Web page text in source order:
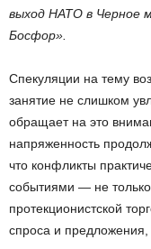
выход НАТО в Черное
Босфор».
Спекуляции на тему
занятие не слишком
обращает на это
напряженность
что конфликты
событиями — не
протекционистской
спроса и предложения,